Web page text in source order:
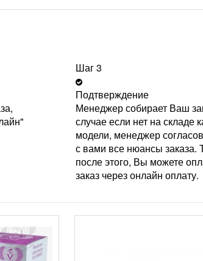
Шаг 3
Подтверждение
Менеджер собирает Ваш
случае если нет на складе
модели, менеджер
с вами все нюансы заказа.
после этого, Вы можете
заказ через онлайн оплату.